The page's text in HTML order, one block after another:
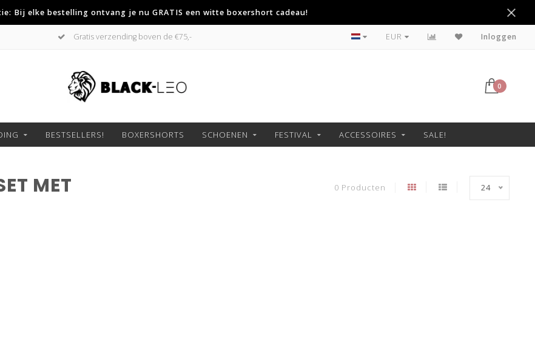
Bij elke bestelling ontvang je nu GRATIS een witte boxershort cadeau!
Gratis verzending boven de €75,- Betaal achteraf met Klarna
EUR Inloggen
0
BESTSELLERS! BOXERSHORTS SCHOENEN FESTIVAL ACCESSOIRES SALE!
MET 0 Producten 24